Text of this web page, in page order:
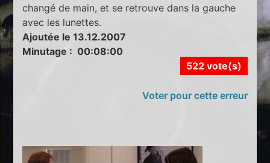
changé de main, et se retrouve dans la gauche
avec les lunettes.
Ajoutée le 13.12.2007
Minutage : 00:08:00
522 vote(s)
Voter pour cette erreur